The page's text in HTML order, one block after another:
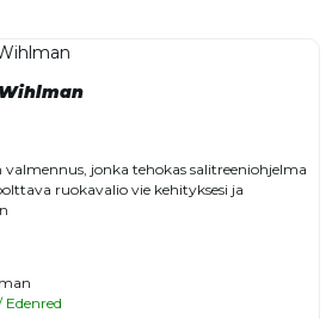
jonka tehokas salitreeniohjelma
ruokavalio vie kehityksesi ja
Edenred